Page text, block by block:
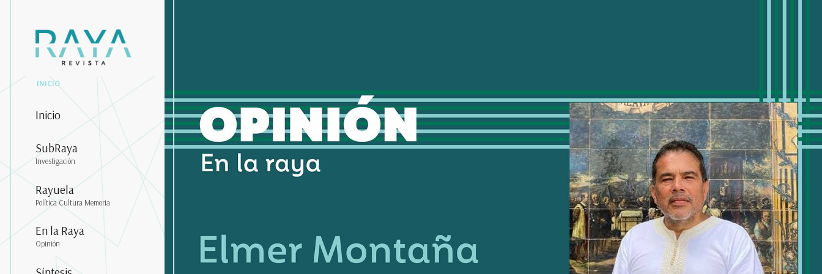
INICIO
Inicio
SubRaya
Investigación
Rayuela
Política Cultura Memoria
En la Raya
Opinión